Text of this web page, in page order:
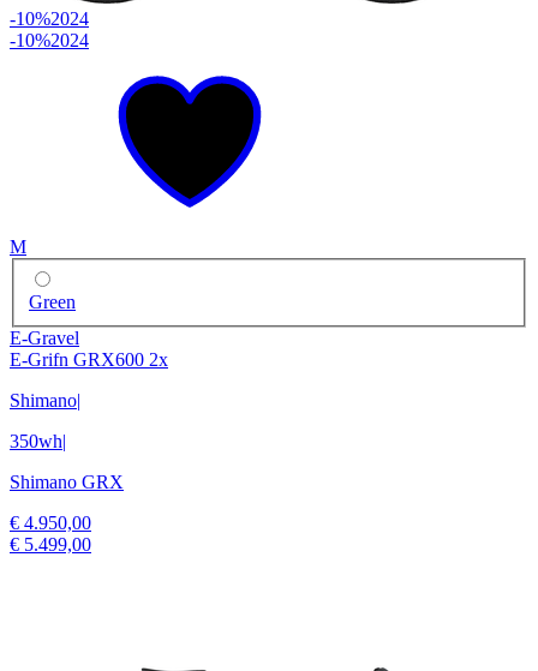
-10%2024
-10%2024
M
Green
E-Gravel
E-Grifn GRX600 2x
Shimano|
350wh|
Shimano GRX
€ 4.950,00
€ 5.499,00